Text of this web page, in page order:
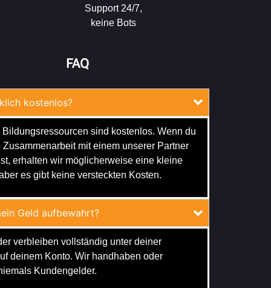
Support 24/7,
keine Bots
FAQ
kostenlos?
Bildungsressourcen sind kostenlos. Wenn du
Zusammenarbeit mit einem unserer Partner
erhalten wir möglicherweise eine kleine
es gibt keine versteckten Kosten.
Geld aufbewahrt?
verbleiben vollständig unter deiner
deinem Konto. Wir handhaben oder
Kundengelder.